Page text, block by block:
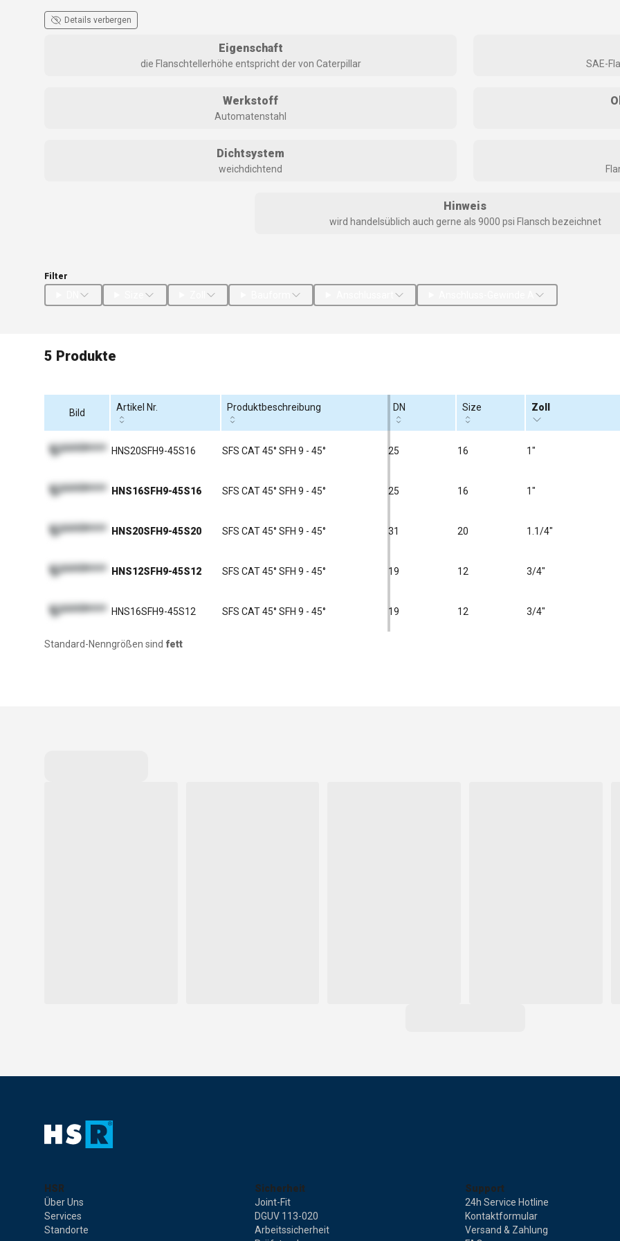
Details verbergen
Eigenschaft
die Flanschtellerhöhe entspricht der von Caterpillar SAE-
Werkstoff
Automatenstahl
Dichtsystem
weichdichtend
Hinweis
wird handelsüblich auch gerne als 9000 psi Flansch bezeichnet
Filter
5 Produkte
Bild Artikel Nr. Produktbeschreibung DN Size Zoll
HNS20SFH9-45S16 SFS CAT 45° SFH 9 - 45° 25 16 1"
HNS16SFH9-45S16 SFS CAT 45° SFH 9 - 45° 25 16 1"
HNS20SFH9-45S20 SFS CAT 45° SFH 9 - 45° 31 20 1.1/4"
HNS12SFH9-45S12 SFS CAT 45° SFH 9 - 45° 19 12 3/4"
HNS16SFH9-45S12 SFS CAT 45° SFH 9 - 45° 19 12 3/4"
Standard-Nenngrößen sind fett
HSR
Über Uns
Services
Standorte
Sicherheit
Joint-Fit
DGUV 113-020
Arbeitssicherheit
Support
24h Service Hotline
Kontaktformular
Versand & Zahlung